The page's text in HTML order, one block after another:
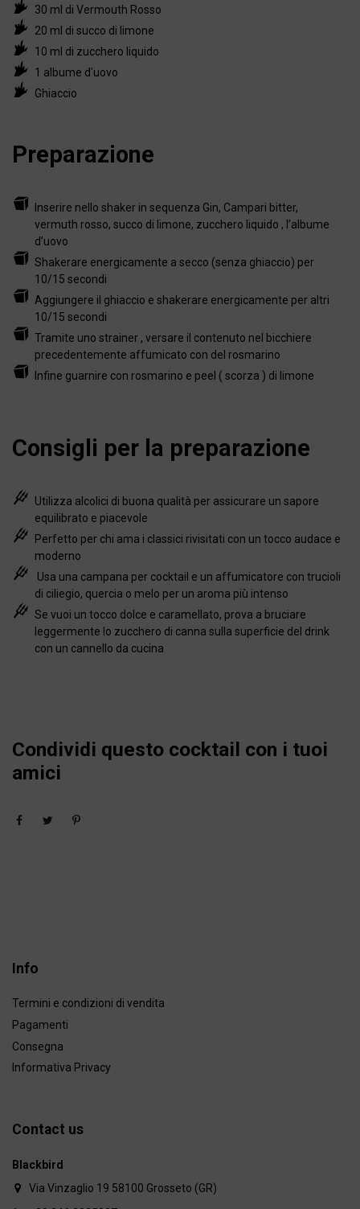
30 ml di Vermouth Rosso
20 ml di succo di limone
10 ml di zucchero liquido
1 albume d'uovo
Ghiaccio
Preparazione
Inserire nello shaker in sequenza Gin, Campari bitter,
vermuth rosso, succo di limone, zucchero liquido , l’albume
d’uovo
Shakerare energicamente a secco (senza ghiaccio) per
10/15 secondi
Aggiungere il ghiaccio e shakerare energicamente per altri
10/15 secondi
Tramite uno strainer , versare il contenuto nel bicchiere
precedentemente affumicato con del rosmarino
Infine guarnire con rosmarino e peel ( scorza ) di limone
Consigli per la preparazione
Utilizza alcolici di buona qualità per assicurare un sapore
equilibrato e piacevole
Perfetto per chi ama i classici rivisitati con un tocco audace e
moderno
Usa una campana per cocktail e un affumicatore con trucioli
di ciliegio, quercia o melo per un aroma più intenso
Se vuoi un tocco dolce e caramellato, prova a bruciare
leggermente lo zucchero di canna sulla superficie del drink
con un cannello da cucina
Condividi questo cocktail con i tuoi
amici
Info
Termini e condizioni di vendita
Pagamenti
Consegna
Informativa Privacy
Contact us
Blackbird
Via Vinzaglio 19 58100 Grosseto (GR)